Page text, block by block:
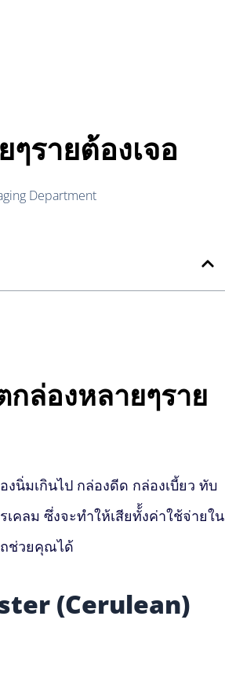
รายต้องเจอ
Department
ล่องหลายๆราย
นิ่มเกินไป กล่องดีด กล่องเบี้ยว ทับ
คลม ซึ่งจะทำให้เสียทั้้งค่าใช้จ่ายใน
ถช่วยคุณได้
(Cerulean)